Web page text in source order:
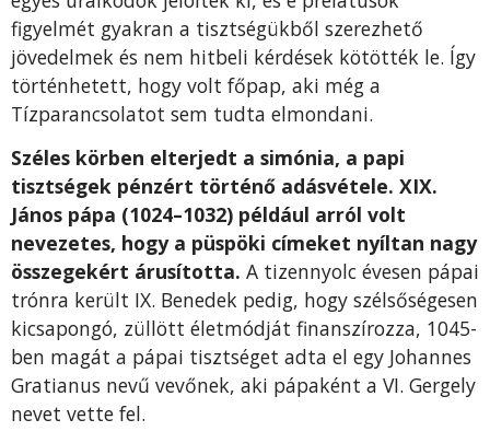
figyelmét gyakran a tisztségükből szerezhető
jövedelmek és nem hitbeli kérdések kötötték le. Így
történhetett, hogy volt főpap, aki még a
Tízparancsolatot sem tudta elmondani.
Széles körben elterjedt a simónia, a papi
tisztségek pénzért történő adásvétele. XIX.
János pápa (1024–1032) például arról volt
nevezetes, hogy a püspöki címeket nyíltan nagy
összegekért árusította. A tizennyolc évesen pápai
trónra került IX. Benedek pedig, hogy szélsőségesen
kicsapongó, züllött életmódját finanszírozza, 1045-
ben magát a pápai tisztséget adta el egy Johannes
Gratianus nevű vevőnek, aki pápaként a VI. Gergely
nevet vette fel.